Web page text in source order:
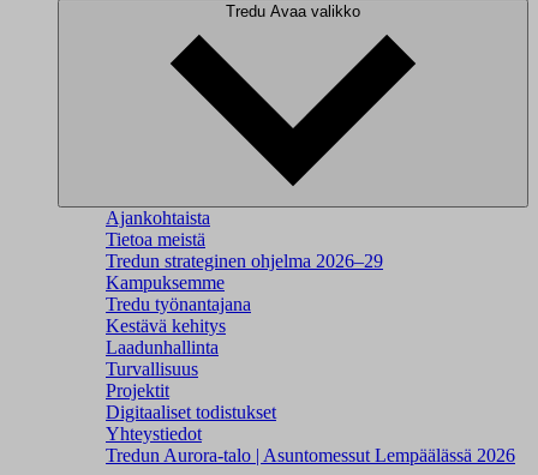
Tredu Avaa valikko
Ajankohtaista
Tietoa meistä
Tredun strateginen ohjelma 2026–29
Kampuksemme
Tredu työnantajana
Kestävä kehitys
Laadunhallinta
Turvallisuus
Projektit
Digitaaliset todistukset
Yhteystiedot
Tredun Aurora-talo | Asuntomessut Lempäälässä 2026